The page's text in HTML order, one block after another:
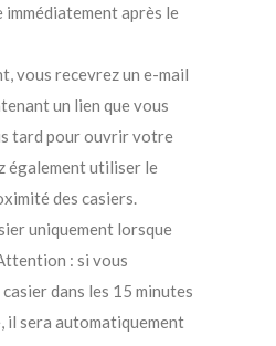
immédiatement après le
vous recevrez un e-mail
un lien que vous
tard pour ouvrir votre
également utiliser le
des casiers.
uniquement lorsque
: si vous
dans les 15 minutes
il sera automatiquement